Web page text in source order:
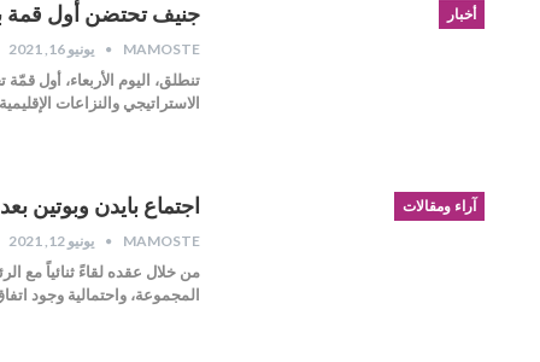
أخبار جنيف تحتضن أول قمة
MAMOSTE يونيو 16, 2021
تنطلق، اليوم الأربعاء، أول
الاستراتيجي والنزاعات
آراء ومقالات اجتماع بايدن وبوتين
MAMOSTE يونيو 12, 2021
المجموعة، واحتمالية وجود